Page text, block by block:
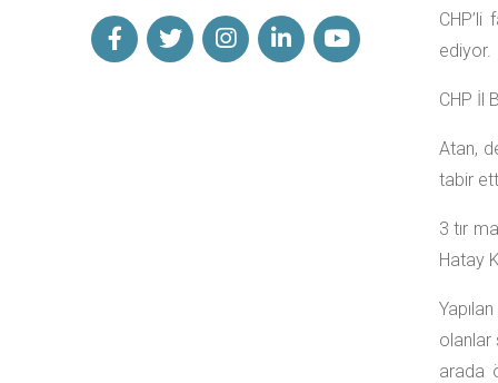
ediyor.
CHP İl
Atan,
tabir
3 tır
Hatay
olanlar
arada